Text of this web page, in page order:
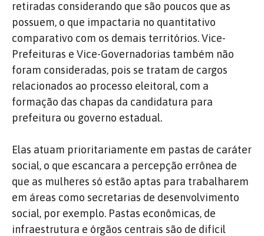
retiradas considerando que são poucos que as
possuem, o que impactaria no quantitativo
comparativo com os demais territórios. Vice-
Prefeituras e Vice-Governadorias também não
foram consideradas, pois se tratam de cargos
relacionados ao processo eleitoral, com a
formação das chapas da candidatura para
prefeitura ou governo estadual.
Elas atuam prioritariamente em pastas de caráter
social, o que escancara a percepção errônea de
que as mulheres só estão aptas para trabalharem
em áreas como secretarias de desenvolvimento
social, por exemplo. Pastas econômicas, de
infraestrutura e órgãos centrais são de difícil